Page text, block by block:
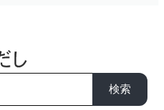
検索